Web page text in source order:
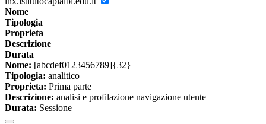
Nome
Tipologia
Proprieta
Descrizione
Durata
Nome: [abcdef0123456789]{32}
Tipologia: analitico
Proprieta: Prima parte
Descrizione: analisi e profilazione navigazione utente
Durata: Sessione